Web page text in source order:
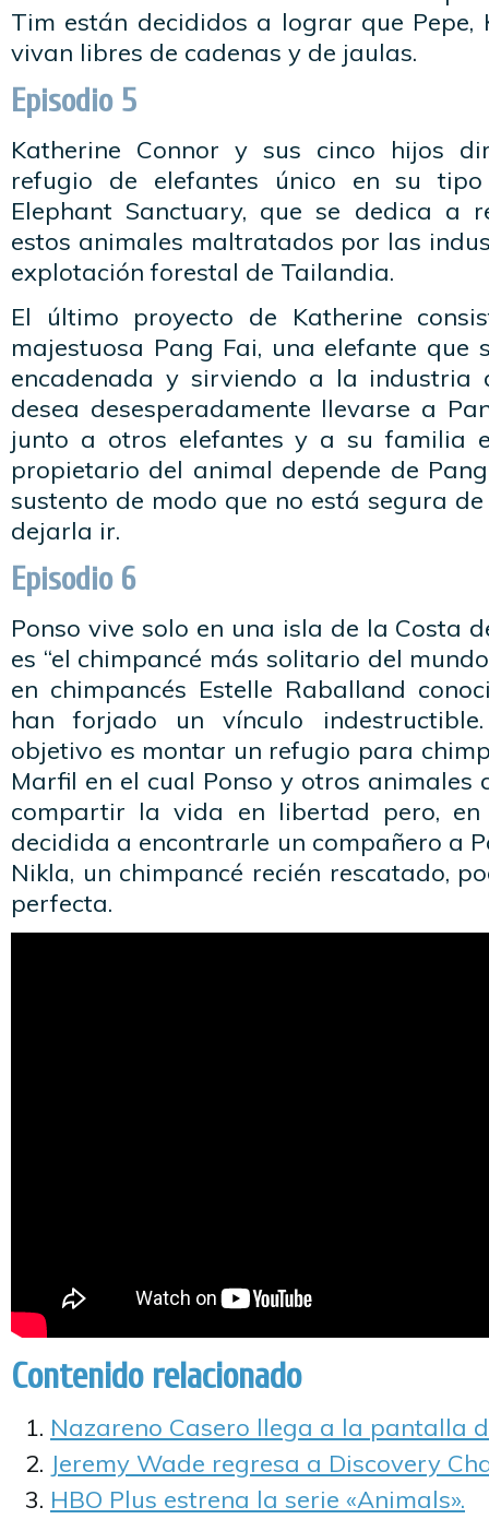
Tim están decididos a lograr que Pepe,
vivan libres de cadenas y de jaulas.
Episodio 5
Katherine Connor y sus cinco hijos
refugio de elefantes único en su
Elephant Sanctuary, que se dedica a
estos animales maltratados por las
explotación forestal de Tailandia.
El último proyecto de Katherine
majestuosa Pang Fai, una elefante
encadenada y sirviendo a la industria
desea desesperadamente llevarse a
junto a otros elefantes y a su familia
propietario del animal depende de
sustento de modo que no está segura
dejarla ir.
Episodio 6
Ponso vive solo en una isla de la Costa
es “el chimpancé más solitario del
en chimpancés Estelle Raballand
han forjado un vínculo
objetivo es montar un refugio para
Marfil en el cual Ponso y otros animales
compartir la vida en libertad pero,
decidida a encontrarle un compañero a
Nikla, un chimpancé recién rescatado,
perfecta.
Contenido relacionado
Nazareno Casero llega a la pantalla
Jeremy Wade regresa a Discovery
HBO Plus estrena la serie «Animals».